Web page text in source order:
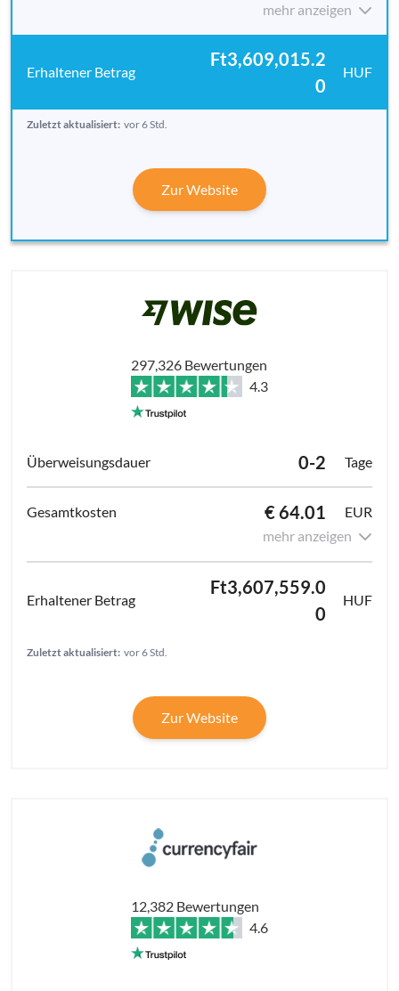
mehr anzeigen
Ft3,609,015.2
0
HUF
Zuletzt aktualisiert: vor 6 Std.
Zur Website
297,326 Bewertungen
4.3
0-2 Tage
€ 64.01
EUR
mehr anzeigen
Ft3,607,559.0
0
HUF
Zuletzt aktualisiert: vor 6 Std.
Zur Website
12,382 Bewertungen
4.6